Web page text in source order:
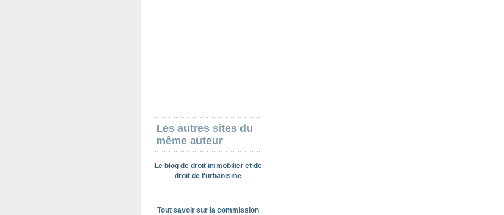
Les autres sites du
même auteur
Le blog de droit immobilier et de
droit de l'urbanisme
Tout savoir sur la commission